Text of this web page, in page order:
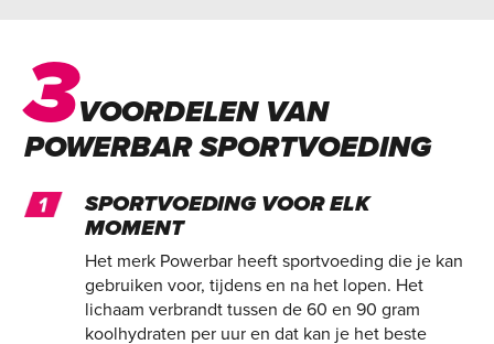
3VOORDELEN VAN
POWERBAR SPORTVOEDING
SPORTVOEDING VOOR ELK
MOMENT
Het merk Powerbar heeft sportvoeding die je kan
gebruiken voor, tijdens en na het lopen. Het
lichaam verbrandt tussen de 60 en 90 gram
koolhydraten per uur en dat kan je het beste